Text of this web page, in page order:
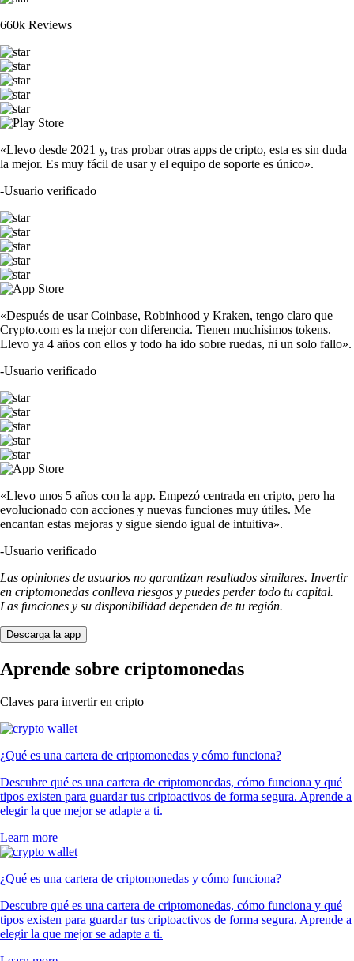
660k Reviews
«Llevo desde 2021 y, tras probar otras apps de cripto, esta es sin duda
la mejor. Es muy fácil de usar y el equipo de soporte es único».
-Usuario verificado
«Después de usar Coinbase, Robinhood y Kraken, tengo claro que
Crypto.com es la mejor con diferencia. Tienen muchísimos tokens.
Llevo ya 4 años con ellos y todo ha ido sobre ruedas, ni un solo fallo».
-Usuario verificado
«Llevo unos 5 años con la app. Empezó centrada en cripto, pero ha
evolucionado con acciones y nuevas funciones muy útiles. Me
encantan estas mejoras y sigue siendo igual de intuitiva».
-Usuario verificado
Las opiniones de usuarios no garantizan resultados similares. Invertir
en criptomonedas conlleva riesgos y puedes perder todo tu capital.
Las funciones y su disponibilidad dependen de tu región.
Descarga la app
Aprende sobre criptomonedas
Claves para invertir en cripto
¿Qué es una cartera de criptomonedas y cómo funciona?
Descubre qué es una cartera de criptomonedas, cómo funciona y qué
tipos existen para guardar tus criptoactivos de forma segura. Aprende a
elegir la que mejor se adapte a ti.
Learn more
¿Qué es una cartera de criptomonedas y cómo funciona?
Descubre qué es una cartera de criptomonedas, cómo funciona y qué
tipos existen para guardar tus criptoactivos de forma segura. Aprende a
elegir la que mejor se adapte a ti.